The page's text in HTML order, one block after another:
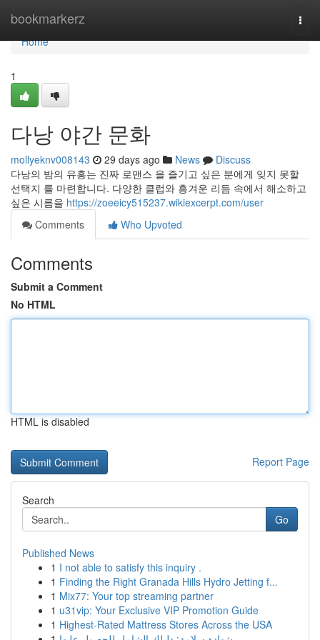
bookmarkerz
Home
Home
1
다낭 야간 문화
mollyeknv008143 29 days ago News
Discuss
다낭의 밤의 유흥는 진짜 로맨스 을 즐기고 싶은 분에게 잊지 못할
선택지 를 마련합니다. 다양한 클럽와 흥겨운 리듬 속에서 해소하고
싶은 시름을 https://zoeeicy515237.wikiexcerpt.com/user
Comments
Who Upvoted
Comments
Submit a Comment
No HTML
HTML is disabled
Report Page
Search
Go
Published News
1 I not able to satisfy this inquiry .
1 Finding the Right Granada Hills Hydro Jetting f...
1 Mix77: Your top streaming partner
1 u31vip: Your Exclusive VIP Promotion Guide
1 Highest-Rated Mattress Stores Across the USA